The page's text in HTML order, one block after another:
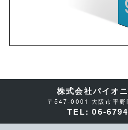
株式会社パイオ
〒547-0001 大阪市平野
TEL: 06-